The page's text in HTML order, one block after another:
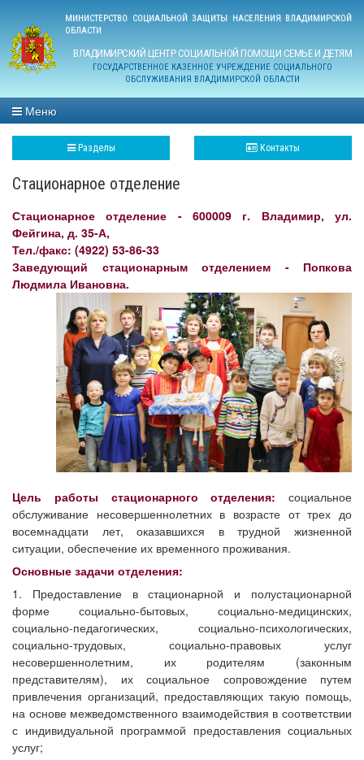
МИНИСТЕРСТВО СОЦИАЛЬНОЙ ЗАЩИТЫ НАСЕЛЕНИЯ ВЛАДИМИРСКОЙ
ОБЛАСТИ
ВЛАДИМИРСКИЙ ЦЕНТР СОЦИАЛЬНОЙ ПОМОЩИ СЕМЬЕ И ДЕТЯМ
ГОСУДАРСТВЕННОЕ КАЗЕННОЕ УЧРЕЖДЕНИЕ СОЦИАЛЬНОГО
ОБСЛУЖИВАНИЯ ВЛАДИМИРСКОЙ ОБЛАСТИ
Меню
Разделы Контакты
Стационарное отделение
Стационарное отделение - 600009 г. Владимир, ул.
Фейгина, д. 35-А,
Тел./факс: (4922) 53-86-33
Заведующий стационарным отделением - Попкова
Людмила Ивановна.
Цель работы стационарного отделения: социальное
обслуживание несовершеннолетних в возрасте от трех до
восемнадцати лет, оказавшихся в трудной жизненной
ситуации, обеспечение их временного проживания.
Основные задачи отделения:
1. Предоставление в стационарной и полустационарной
форме социально-бытовых, социально-медицинских,
социально-педагогических, социально-психологических,
социально-трудовых, социально-правовых услуг
несовершеннолетним, их родителям (законным
представителям), их социальное сопровождение путем
привлечения организаций, предоставляющих такую помощь,
на основе межведомственного взаимодействия в соответствии
с индивидуальной программой предоставления социальных
услуг;